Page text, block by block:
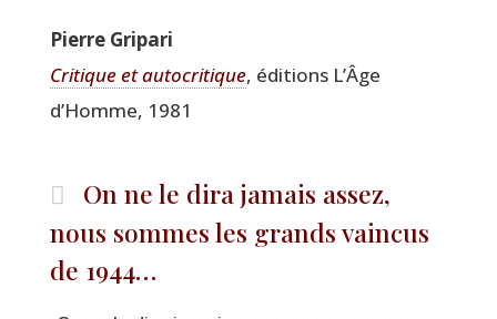
Pierre Gri­pa­ri
Cri­tique et auto­cri­tique, édi­tions L’Âge
d’Homme, 1981
On ne le dira jamais assez,
nous sommes les grands vaincus
de 1944…